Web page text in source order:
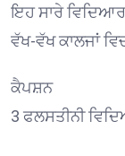
ਇਹ ਸਾਰੇ
ਵੱਖ-ਵੱਖ ਕਾਲਜਾਂ
ਕੈਪਸ਼ਨ
3 ਫਲਸਤੀਨੀ